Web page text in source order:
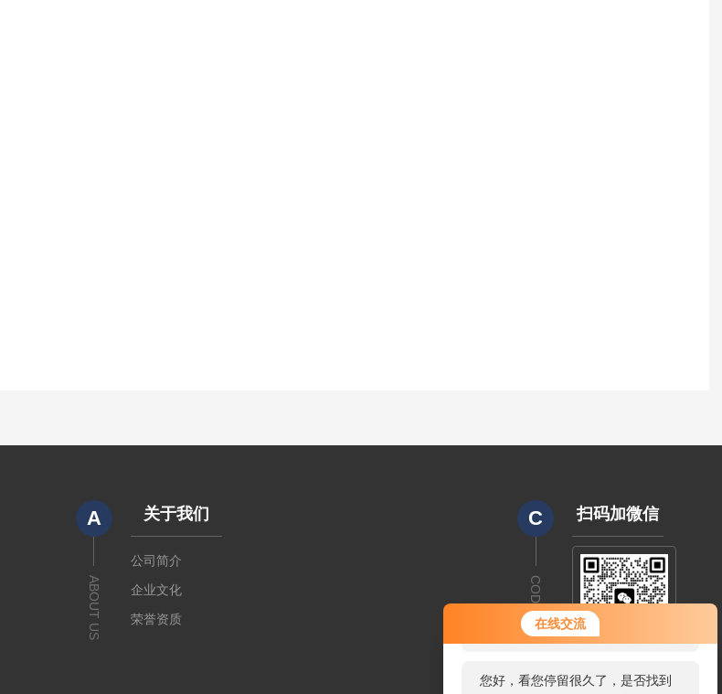
在线交流
您好！欢迎前来咨询，很高兴为您
服务，请问您要咨询什么问题呢？
您好，看您停留很久了，是否找到
A
ABOUT US
关于我们
公司简介
企业文化
荣誉资质
C
CODE
扫码加微信